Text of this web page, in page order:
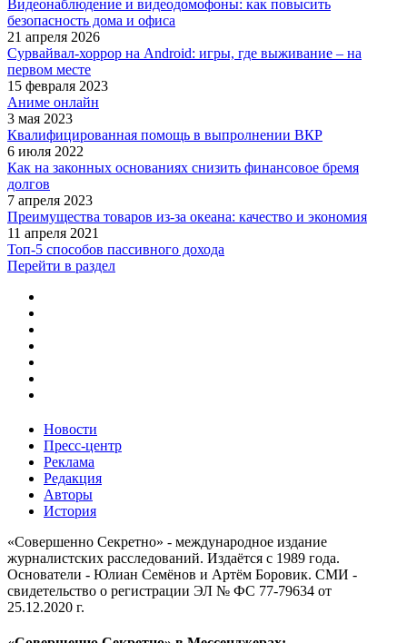
Видеонаблюдение и видеодомофоны: как повысить
безопасность дома и офиса
21 апреля 2026
Сурвайвал-хоррор на Android: игры, где выживание – на
первом месте
15 февраля 2023
Аниме онлайн
3 мая 2023
Квалифицированная помощь в выпролнении ВКР
6 июля 2022
Как на законных основаниях снизить финансовое бремя
долгов
7 апреля 2023
Преимущества товаров из-за океана: качество и экономия
11 апреля 2021
Топ-5 способов пассивного дохода
Перейти в раздел
Новости
Пресс-центр
Реклама
Редакция
Авторы
История
«Совершенно Секретно» - международное издание
журналистских расследований. Издаётся с 1989 года.
Основатели - Юлиан Семёнов и Артём Боровик. CМИ -
свидетельство о регистрации ЭЛ № ФС 77-79634 от
25.12.2020 г.